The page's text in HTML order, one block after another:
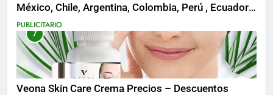
México, Chile, Argentina, Colombia, Perú , Ecuador,
Costa Rica y Más
PUBLICITARIO
7
Veona Skin Care Crema Precios – Descuentos